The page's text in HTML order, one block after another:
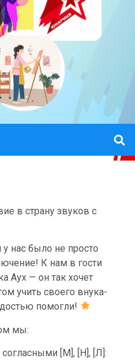
в страну звуков с
у нас было не просто
К нам в гости
Аух — он так хочет
учить своего внука-
помогли!
мы:
[М], [Н], [Л]: